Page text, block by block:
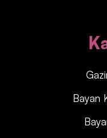
Bayan